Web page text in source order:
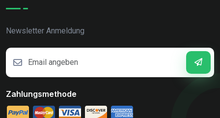
Newsletter Anmeldung
Zahlungsmethode